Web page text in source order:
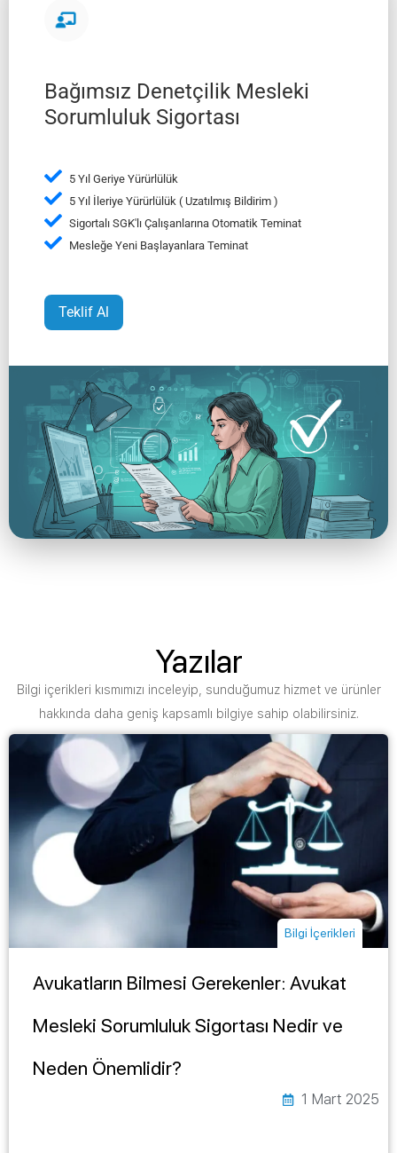
Bağımsız Denetçilik Mesleki
Sorumluluk Sigortası
5 Yıl Geriye Yürürlülük
5 Yıl İleriye Yürürlülük ( Uzatılmış Bildirim )
Sigortalı SGK'lı Çalışanlarına Otomatik Teminat
Mesleğe Yeni Başlayanlara Teminat
Teklif Al
Yazılar
Bilgi içerikleri kısmımızı inceleyip, sunduğumuz hizmet ve ürünler
hakkında daha geniş kapsamlı bilgiye sahip olabilirsiniz.
Bilgi İçerikleri
Avukatların Bilmesi Gerekenler: Avukat
Mesleki Sorumluluk Sigortası Nedir ve
Neden Önemlidir?
1 Mart 2025